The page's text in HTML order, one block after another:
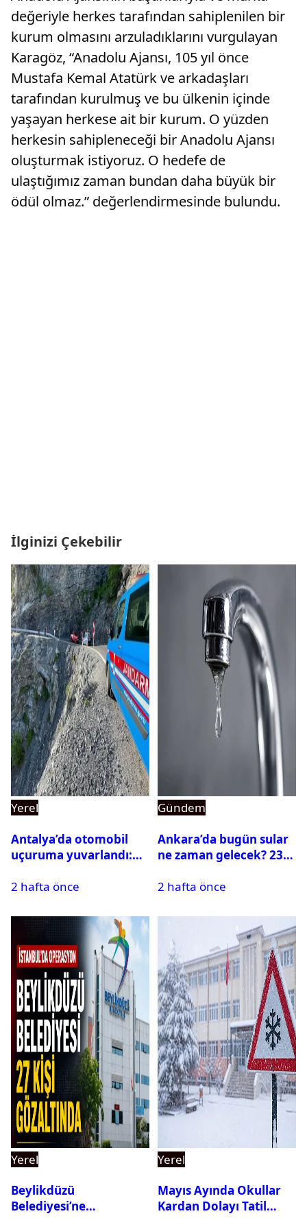
değeriyle herkes tarafından sahiplenilen bir
kurum olmasını arzuladıklarını vurgulayan
Karagöz, “Anadolu Ajansı, 105 yıl önce
Mustafa Kemal Atatürk ve arkadaşları
tarafından kurulmuş ve bu ülkenin içinde
yaşayan herkese ait bir kurum. O yüzden
herkesin sahipleneceği bir Anadolu Ajansı
oluşturmak istiyoruz. O hedefe de
ulaştığımız zaman bundan daha büyük bir
ödül olmaz.” değerlendirmesinde bulundu.
İlginizi Çekebilir
Yerel
Antalya’da otomobil
uçuruma yuvarlandı:
var
2 hafta önce
Gündem
Ankara’da bugün sular
ne zaman gelecek? 23
su kesintisi sorgulama
2 hafta önce
Yerel
Beylikdüzü
Belediyesi’ne
Yerel
Mayıs Ayında Okullar
Kardan Dolayı Tatil